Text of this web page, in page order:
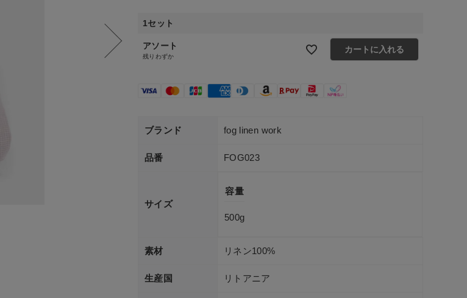
1セット
アソート
残りわずか
カートに入れる
ブランド fog linen work
品番 FOG023
サイズ
容量
500g
素材 リネン100%
生産国 リトアニア